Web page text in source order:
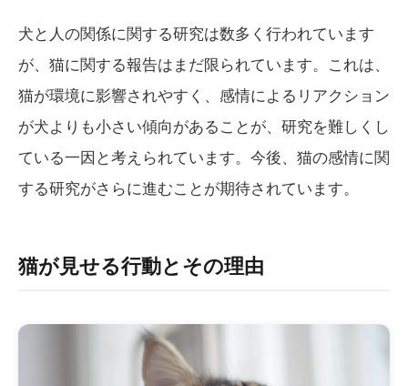
犬と人の関係に関する研究は数多く行われています
が、猫に関する報告はまだ限られています。これは、
猫が環境に影響されやすく、感情によるリアクション
が犬よりも小さい傾向があることが、研究を難しくし
ている一因と考えられています。今後、猫の感情に関
する研究がさらに進むことが期待されています。
猫が見せる行動とその理由